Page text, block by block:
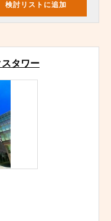
検討リスト に追加
タワー